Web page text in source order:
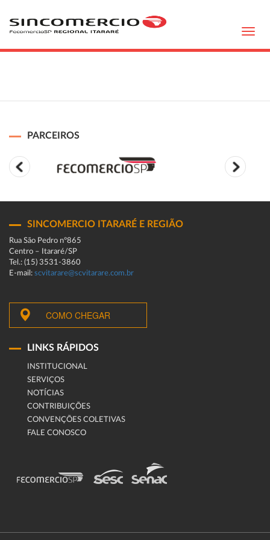
PARCEIROS
SINCOMERCIO ITARARÉ E REGIÃO
Rua São Pedro n°865
Centro – Itararé/SP
Tel.: (15) 3531-3860
E-mail: scvitarare@scvitarare.com.br
COMO CHEGAR
LINKS RÁPIDOS
INSTITUCIONAL
SERVIÇOS
NOTÍCIAS
CONTRIBUIÇÕES
CONVENÇÕES COLETIVAS
FALE CONOSCO